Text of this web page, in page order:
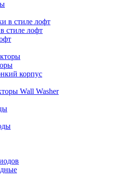
стиле лофт
корпус
Wall Washer